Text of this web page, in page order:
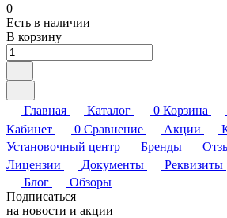
0
Есть в наличии
В корзину
Главная Каталог 0 Корзина
Кабинет
0 Сравнение Акции
Установочный центр
Бренды
Лицензии
Документы Реквизиты
Блог
Обзоры
Подписаться
на новости и акции